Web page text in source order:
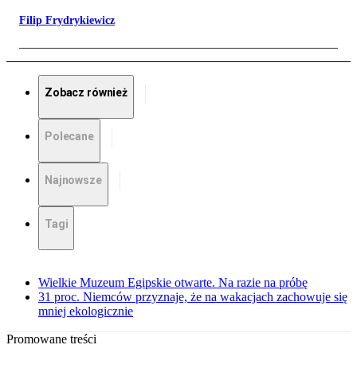
Filip Frydrykiewicz
Zobacz również
Polecane
Najnowsze
Tagi
Wielkie Muzeum Egipskie otwarte. Na razie na próbę
31 proc. Niemców przyznaje, że na wakacjach zachowuje się
mniej ekologicznie
Promowane treści